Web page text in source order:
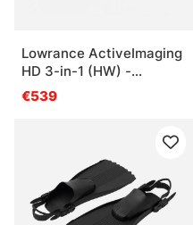
Was ist
Was ist der Vorteil
Was ist bei der
Lowrance ActiveImaging
HD 3-in-1 (HW) -
SideScan Fish Reveal
€539